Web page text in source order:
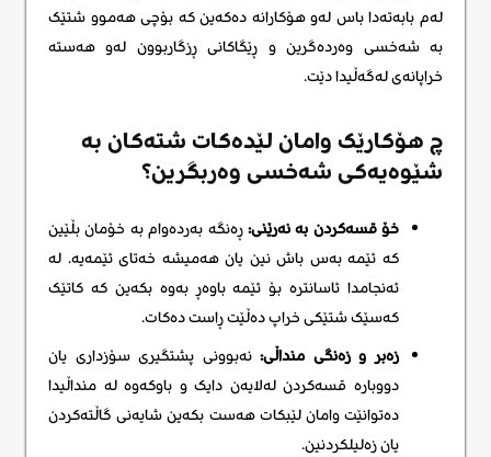
لەم بابەتەدا باس لەو هۆکارانە دەکەین کە بۆچی هەموو شتێک
بە شەخسی وەردەگرین و ڕێگاکانی ڕزگاربوون لەو هەستە
خراپانەی لەگەڵیدا دێت.
چ هۆکارێک وامان لێدەکات شتەکان بە
شێوەیەکی شەخسی وەربگرین؟
خۆ قسەکردن بە نەرێنی:ڕەنگە بەردەوام بە خۆمان بڵێین
کە ئێمە بەس باش نین یان هەمیشە خەتای ئێمەیە. لە
ئەنجامدا ئاسانترە بۆ ئێمە باوەڕ بەوە بکەین کە کاتێک
کەسێک شتێکی خراپ دەڵێت ڕاست دەکات.
زەبر و زەنگی منداڵی:نەبوونی پشتگیری سۆزداری یان
دووبارە قسەکردن لەلایەن دایک و باوکەوە لە منداڵیدا
دەتوانێت وامان لێبکات هەست بکەین شایەنی گاڵتەکردن
یان زەلیلکردنین.